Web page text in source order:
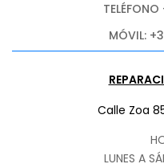
MÓVIL:
Calle Zoa
LUNES A